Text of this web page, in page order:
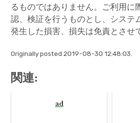
るものではありません。ご利用に
認、検証を行うものとし、システ
発生した損害、損失は免責とさせ
Originally posted 2019-08-30 12:48:03.
関連:
ad